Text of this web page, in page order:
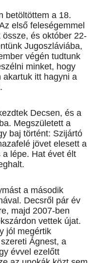
betöltöttem a 18.
első feleségemmel
és október 22-
Jugoszláviába,
végén tudtunk
minket, hogy
akartuk itt hagyni a
Decsen, és a
Megszületett a
baj történt: Szijártó
jövet elesett a
a lépe. Hat évet élt
a második
Decsről pár év
majd 2007-ben
vettek újat.
jól megértik
Ágnest, a
évvel ezelőtt